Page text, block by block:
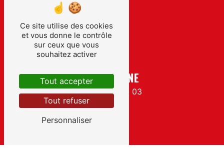
TÉLÉPHONE
02 47 53 20 03
Ce site utilise des cookies
et vous donne le contrôle
sur ceux que vous
souhaitez activer
Tout accepter
Tout refuser
Personnaliser